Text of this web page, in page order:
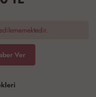
Ver